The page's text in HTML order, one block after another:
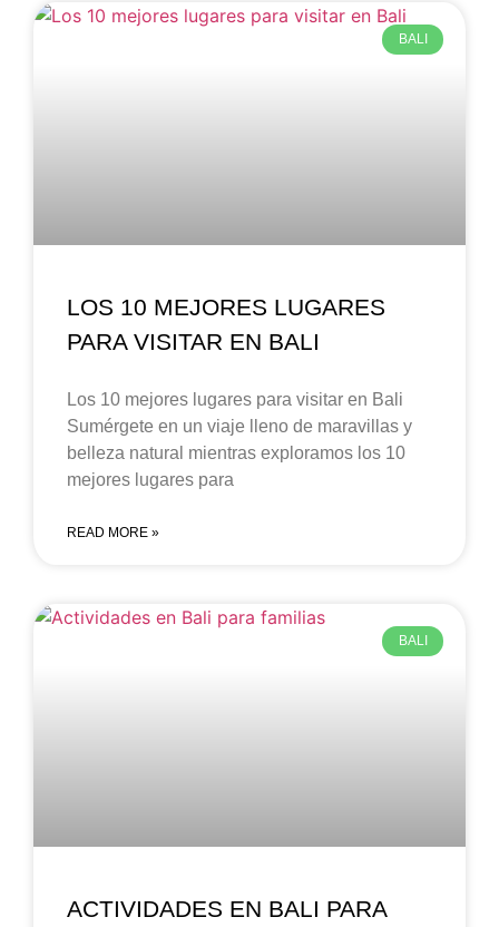
BALI
LOS 10 MEJORES LUGARES
PARA VISITAR EN BALI
Los 10 mejores lugares para visitar en Bali
Sumérgete en un viaje lleno de maravillas y
belleza natural mientras exploramos los 10
mejores lugares para
READ MORE »
BALI
ACTIVIDADES EN BALI PARA